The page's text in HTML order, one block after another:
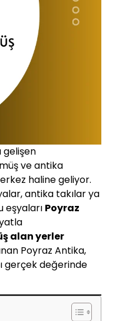
gelişen
ve antika
haline geliyor.
antika takılar ya
eşyaları Poyraz
alan yerler
Poyraz Antika,
gerçek değerinde